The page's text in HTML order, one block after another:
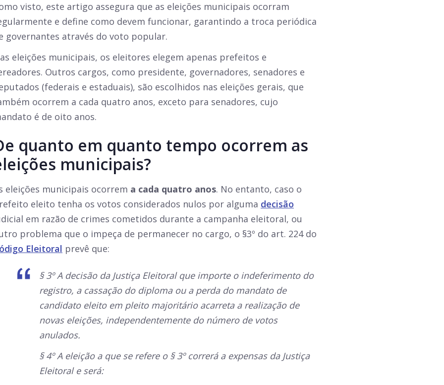
visto, este artigo assegura que as eleições municipais ocorram
e define como devem funcionar, garantindo a troca periódica
governantes através do voto popular.
eleições municipais, os eleitores elegem apenas prefeitos e
Outros cargos, como presidente, governadores, senadores e
(federais e estaduais), são escolhidos nas eleições gerais, que
ocorrem a cada quatro anos, exceto para senadores, cujo
é de oito anos.
quanto em quanto tempo ocorrem as
municipais?
eleições municipais ocorrem a cada quatro anos. No entanto, caso o
eleito tenha os votos considerados nulos por alguma decisão
em razão de crimes cometidos durante a campanha eleitoral, ou
problema que o impeça de permanecer no cargo, o §3º do art. 224 do
Eleitoral prevê que:
§ 3º A decisão da Justiça Eleitoral que importe o indeferimento do
registro, a cassação do diploma ou a perda do mandato de
candidato eleito em pleito majoritário acarreta a realização de
novas eleições, independentemente do número de votos
anulados.
§ 4º A eleição a que se refere o § 3º correrá a expensas da Justiça
Eleitoral e será: